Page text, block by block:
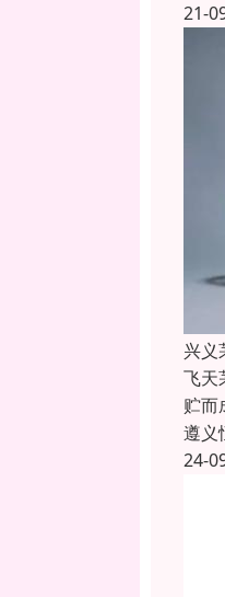
21-
兴义
飞天
贮而
遵义
24-